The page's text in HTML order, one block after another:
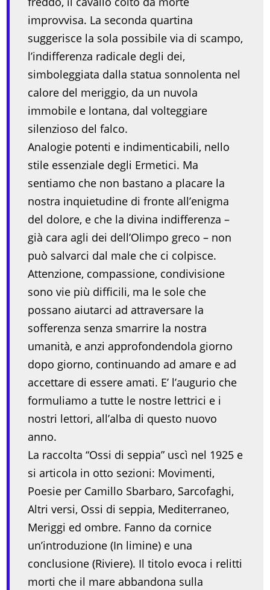
improvvisa. La seconda quartina
suggerisce la sola possibile via di scampo,
l’indifferenza radicale degli dei,
simboleggiata dalla statua sonnolenta nel
calore del meriggio, da un nuvola
immobile e lontana, dal volteggiare
silenzioso del falco.
Analogie potenti e indimenticabili, nello
stile essenziale degli Ermetici. Ma
sentiamo che non bastano a placare la
nostra inquietudine di fronte all’enigma
del dolore, e che la divina indifferenza –
già cara agli dei dell’Olimpo greco – non
può salvarci dal male che ci colpisce.
Attenzione, compassione, condivisione
sono vie più difficili, ma le sole che
possano aiutarci ad attraversare la
sofferenza senza smarrire la nostra
umanità, e anzi approfondendola giorno
dopo giorno, continuando ad amare e ad
accettare di essere amati. E’ l’augurio che
formuliamo a tutte le nostre lettrici e i
nostri lettori, all’alba di questo nuovo
anno.
La raccolta “Ossi di seppia” uscì nel 1925 e
si articola in otto sezioni: Movimenti,
Poesie per Camillo Sbarbaro, Sarcofaghi,
Altri versi, Ossi di seppia, Mediterraneo,
Meriggi ed ombre. Fanno da cornice
un’introduzione (In limine) e una
conclusione (Riviere). Il titolo evoca i relitti
morti che il mare abbandona sulla